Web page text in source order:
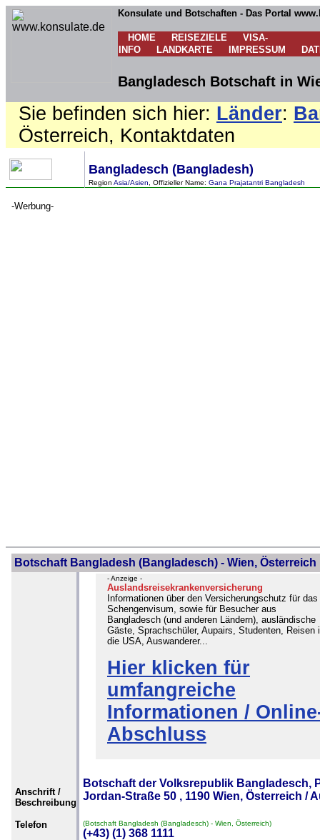
Konsulate und Botschaften - Das Portal
HOME REISEZIELE
VISA-
INFO
LANDKARTE IMPRESSUM
Bangladesch Botschaft in
Sie befinden sich hier: Länder:
Österreich, Kontaktdaten
Bangladesch (Bangladesh)
Region Asia/Asien , Offizieller Name: Gana Prajatantri Bangladesh
-Werbung-
Botschaft Bangladesh (Bangladesch) - Wien, Österreich
- Anzeige -
Auslandsreisekrankenversicherung
Informationen über den Versicherungschutz für das
Schengenvisum, sowie für Besucher aus
Bangladesch (und anderen Ländern), ausländische
Gäste, Sprachschüler, Aupairs, Studenten, Reisen
die USA, Auswanderer...
Hier klicken für
umfangreiche
Informationen /
Abschluss
Anschrift /
Beschreibung
Botschaft der Volksrepublik Bangladesch,
Jordan-Straße 50 , 1190 Wien, Österreich /
Telefon (Botschaft Bangladesh (Bangladesch) - Wien, Österreich)
(+43) (1) 368 1111